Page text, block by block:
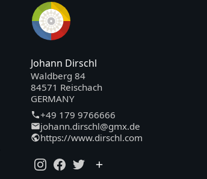
Johann Dirschl
Waldberg 84
84571 Reischach
GERMANY
+49 179 9766666
johann.dirschl@gmx.de
https://www.dirschl.com